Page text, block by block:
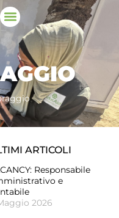
ARTICOLI
Responsabile
e
2026